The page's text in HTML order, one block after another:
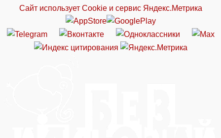
Сайт использует Cookie и сервиc Яндекс.Метрика